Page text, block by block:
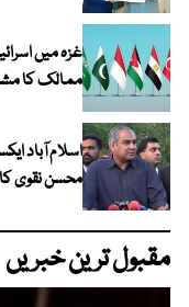
ممالک کا
اسلام آباد
محسن نقوی
مقبول ترین خبریں